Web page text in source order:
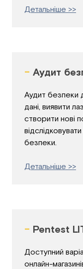
Детальніше >>
- Аудит
Аудит безпеки
дані, виявити
створити нові
безпеки.
Детальніше >>
- Pentest
Доступний
онлайн-